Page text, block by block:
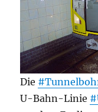
Die
U-Bahn-Linie